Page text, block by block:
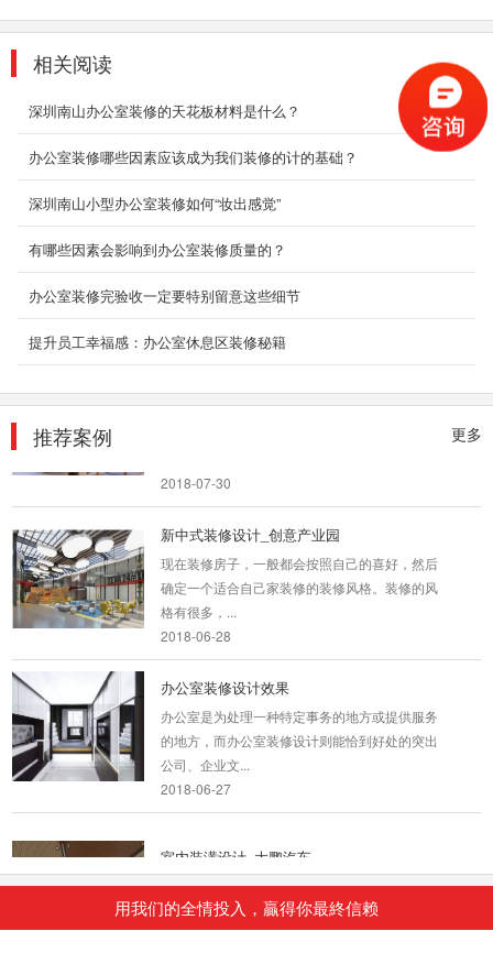
相关阅读
深圳南山办公室装修的天花板材料是什么？
办公室装修哪些因素应该成为我们装修的计的基础？
深圳南山小型办公室装修如何“妆出感觉”
有哪些因素会影响到办公室装修质量的？
办公室装修完验收一定要特别留意这些细节
提升员工幸福感：办公室休息区装修秘籍
更多
推荐案例
目前流行共享，其实众创空间也属于共享经济，
把不需要浪费的空间合理的腾出来，既创造了效
益，又节省...
2018-07-30
深圳店铺装修
深圳东森装饰公司拥有一级的设计师团队和经验
丰富的施工队伍。我们的设计师团队有着多年的
深圳店...
2018-07-30
随着酒店设计的多元化发展，其装饰设计的风格
2018-07-30
新中式装修设计_创意产业园
现在装修房子，一般都会按照自己的喜好，然后
确定一个适合自己家装修的装修风格。装修的风
格有很多，...
2018-06-28
办公室装修设计效果
办公室是为处理一种特定事务的地方或提供服务
的地方，而办公室装修设计则能恰到好处的突出
公司、企业文...
2018-06-27
室内装潢设计_大鹏汽车
我们在房屋装修的时候总是需要对室内空间进行
精心的设计，这样才会让室内空间宽敞明亮，非
常的温馨舒...
用我们的全情投入，贏得你最終信赖